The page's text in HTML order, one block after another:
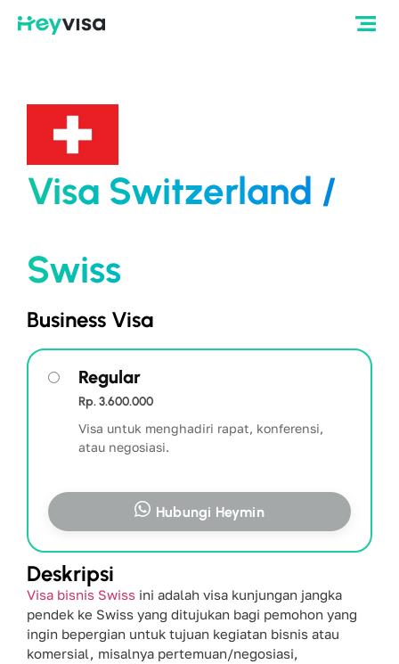
Visa Switzerland /
Swiss
Business Visa
Regular
Rp. 3.600.000
Visa untuk menghadiri rapat, konferensi,
atau negosiasi.
Hubungi Heymin
Deskripsi
Visa bisnis Swiss ini adalah visa kunjungan jangka
pendek ke Swiss yang ditujukan bagi pemohon yang
ingin bepergian untuk tujuan kegiatan bisnis atau
komersial, misalnya pertemuan/negosiasi,